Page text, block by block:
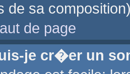
de sa
de page
je cr�er un